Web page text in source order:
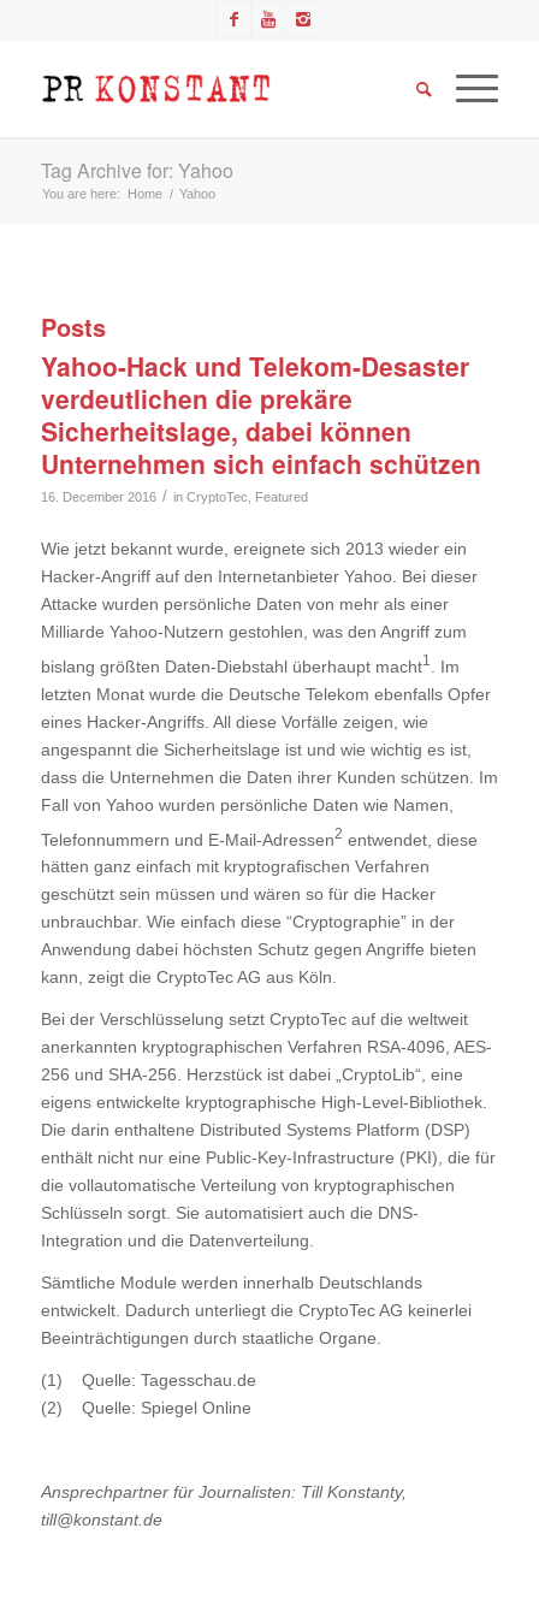
Tag Archive for: Yahoo
You are here: Home / Yahoo
Posts
Yahoo-Hack und Telekom-Desaster
verdeutlichen die prekäre
Sicherheitslage, dabei können
Unternehmen sich einfach schützen
16. December 2016 / in CryptoTec Featured
Wie jetzt bekannt wurde, ereignete sich 2013 wieder ein
Hacker-Angriff auf den Internetanbieter Yahoo. Bei dieser
Attacke wurden persönliche Daten von mehr als einer
Milliarde Yahoo-Nutzern gestohlen, was den Angriff zum
bislang größten Daten-Diebstahl überhaupt macht1
. Im
letzten Monat wurde die Deutsche Telekom ebenfalls Opfer
eines Hacker-Angriffs. All diese Vorfälle zeigen, wie
angespannt die Sicherheitslage ist und wie wichtig es ist,
dass die Unternehmen die Daten ihrer Kunden schützen. Im
Fall von Yahoo wurden persönliche Daten wie Namen,
Telefonnummern und E-Mail-Adressen2 entwendet, diese
hätten ganz einfach mit kryptografischen Verfahren
geschützt sein müssen und wären so für die Hacker
unbrauchbar. Wie einfach diese “Cryptographie” in der
Anwendung dabei höchsten Schutz gegen Angriffe bieten
kann, zeigt die CryptoTec AG aus Köln.
Bei der Verschlüsselung setzt CryptoTec auf die weltweit
anerkannten kryptographischen Verfahren RSA-4096, AES-
256 und SHA-256. Herzstück ist dabei „CryptoLib“, eine
eigens entwickelte kryptographische High-Level-Bibliothek.
Die darin enthaltene Distributed Systems Platform (DSP)
enthält nicht nur eine Public-Key-Infrastructure (PKI), die für
die vollautomatische Verteilung von kryptographischen
Schlüsseln sorgt. Sie automatisiert auch die DNS-
Integration und die Datenverteilung.
Sämtliche Module werden innerhalb Deutschlands
entwickelt. Dadurch unterliegt die CryptoTec AG keinerlei
Beeinträchtigungen durch staatliche Organe.
(1) Quelle: Tagesschau.de
(2) Quelle: Spiegel Online
Ansprechpartner für Journalisten: Till Konstanty,
till@konstant.de